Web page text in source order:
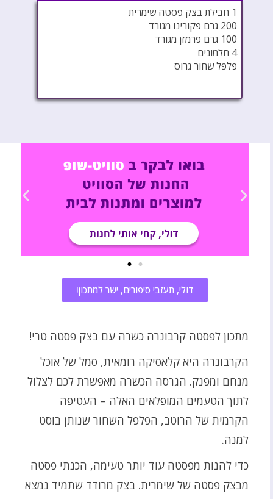
1 חבילת בצק פסטה שימרית
200 גרם פקורינו מגורד
100 גרם פרמזן מגורד
4 חלמונים
פלפל שחור גרוס
דוּלי, תעזבי סיפורים, ישר למתכון!
מתכון לפסטה קרבונרה כשרה עם בצק פסטה טרי!
הקרבונרה היא קלאסיקה רומאית, סמל של אוכל
מנחם ומפנק. הגרסה הכשרה מאפשרת לכם לצלול
לתוך הטעמים המופלאים האלה – העטיפה
הקרמית של הרוטב, הפלפל השחור שנותן בוסט
למנה.
כדי להנות מפסטה עוד יותר טעימה, הכנתי פסטה
מבצק פסטה של שימרית. בצק מרודד שתמיד נמצא